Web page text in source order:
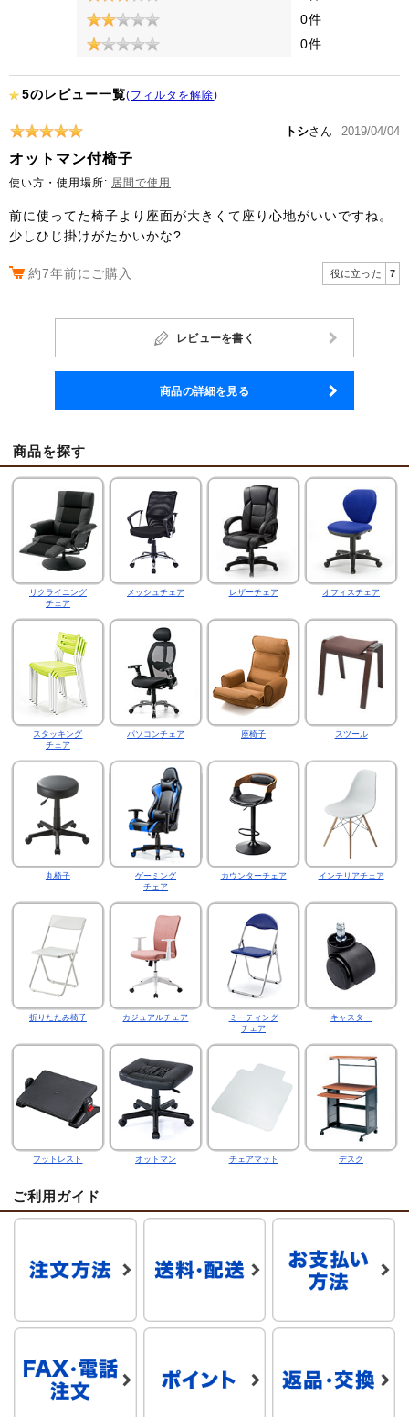
0件
0件
5のレビュー一覧(フィルタを解除)
トシさん 2019/04/04
オットマン付椅子
使い方・使用場所: 居間で使用
前に使ってた椅子より座面が大きくて座り心地がいいですね。
少しひじ掛けがたかいかな?
約7年前にご購入 役に立った 7
レビューを書く
商品の詳細を見る
商品を探す
リクライニング
チェア
メッシュチェア レザーチェア オフィスチェア
スタッキング
チェア
パソコンチェア 座椅子 スツール
丸椅子
ゲーミング
チェア
カウンターチェア インテリアチェア
折りたたみ椅子 カジュアルチェア
ミーティング
チェア
キャスター
フットレスト オットマン チェアマット デスク
ご利用ガイド